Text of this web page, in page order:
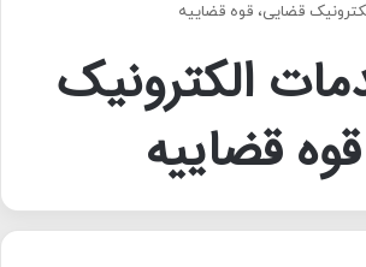
قضایی، قوه قضاییه
الکترونیک
قضاییه